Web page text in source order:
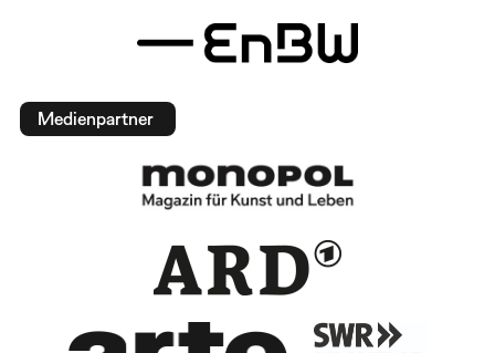
Medienpartner